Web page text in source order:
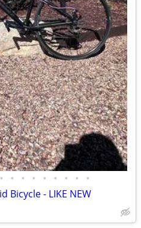
• • • • • • • • •
Bicycle - LIKE NEW